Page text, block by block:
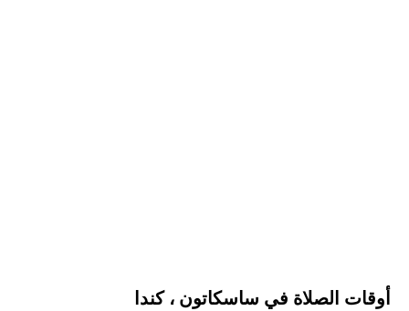
أوقات الصلاة في ساسكاتون ، كندا